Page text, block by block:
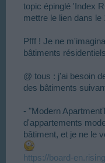
topic épinglé 'Index
mettre le lien dans le
Pfff ! Je ne
bâtiments
@ tous : j'ai besoin
des bâtiments
- "Modern
d'appartements
bâtiment, et je ne le
https://board-